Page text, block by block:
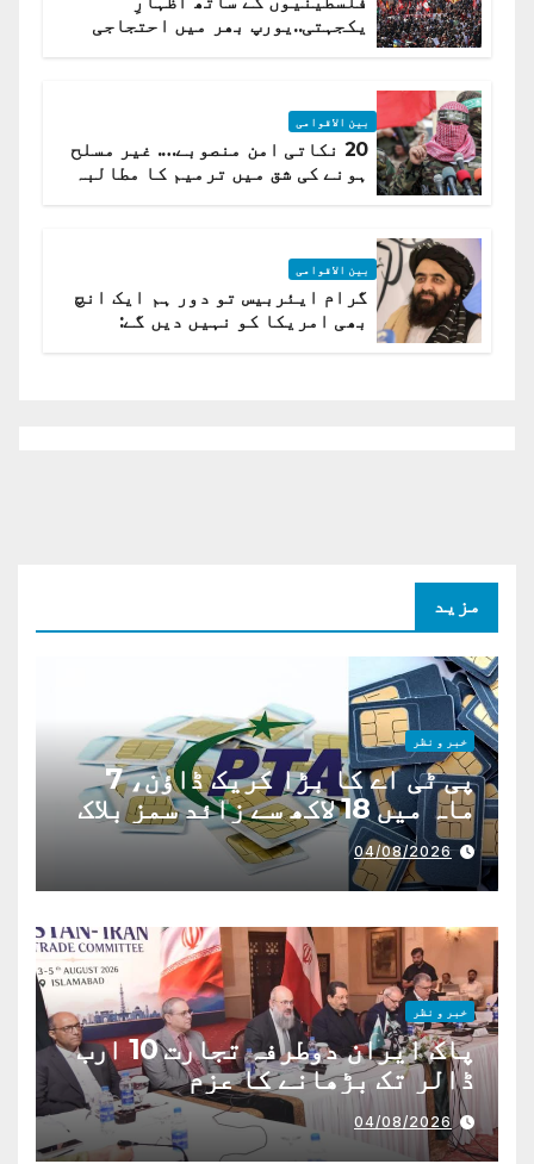
یکجہتی..یورپ بھر میں احتجاجی
بین الاقوامی
20 نکاتی امن منصوبے…. غیر مسلح
ہونے کی شق میں ترمیم کا مطالبہ
بین الاقوامی
گرام ایئربیس تو دور ہم ایک انچ
بھی امریکا کو نہیں دیں گے:
مزید
خبر و نظر
پی ٹی اے کا بڑا کریک ڈاؤن، 7
ماہ میں 18 لاکھ سے زائد سمز بلاک
04/08/2026
خبر و نظر
پاک ایران دوطرفہ تجارت 10 ارب
ڈالر تک بڑھانے کا عزم
04/08/2026